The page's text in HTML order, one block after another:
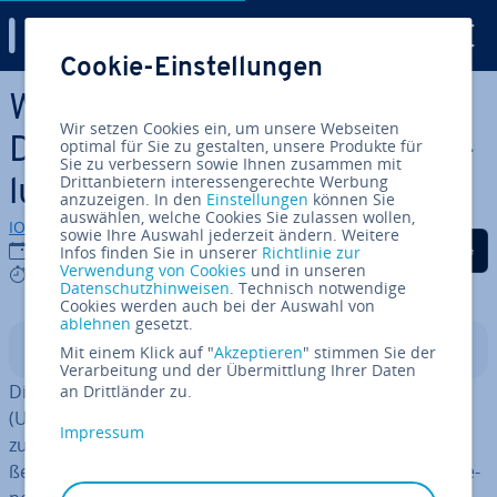
Zum Haupt­in­halt springen
Was ist die UDRP (Uniform
Domain-Name Dispute-Re­so­
lu­ti­on Policy)?
IONOS Redaktion
12.03.2025
6 mins
Auf Facebook teilen
Auf Twitter teilen
Auf LinkedIn
In­halts­ver­zeich­nis
Die Uniform Domain-Name Dispute-Re­so­lu­ti­on Policy
(UDRP) ist eine 1999 ein­ge­führ­te Schlich­tungs­richt­li­nie
zur Lösung von Do­main­na­men-Streit­fäl­len. Um das au­
ßer­ge­richt­li­che Verfahren an­zu­wen­den, sind ver­schie­de­
Cookie-Einstellungen
Wir setzen Cookies ein, um unsere Webseiten
optimal für Sie zu gestalten, unsere Produkte für
Sie zu verbessern sowie Ihnen zusammen mit
Drittanbietern interessengerechte Werbung
anzuzeigen. In den Einstellungen können Sie
auswählen, welche Cookies Sie zulassen wollen,
sowie Ihre Auswahl jederzeit ändern. Weitere
Infos finden Sie in unserer Richtlinie zur
Verwendung von Cookies und in unseren
Datenschutzhinweisen. Technisch notwendige
Cookies werden auch bei der Auswahl von
ablehnen gesetzt.
Mit einem Klick auf "Akzeptieren" stimmen Sie der
Verarbeitung und der Übermittlung Ihrer Daten
an Drittländer zu.
Impressum